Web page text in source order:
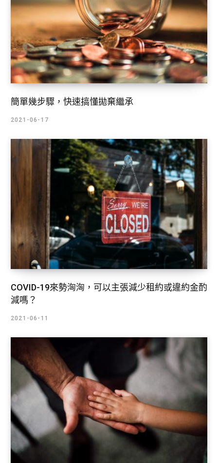
簡單幾步驟，快速搞懂拋棄繼承
2021-06-17
COVID-19來勢洶洶，可以主張減少租約或違約金酌
減嗎？
2021-06-11